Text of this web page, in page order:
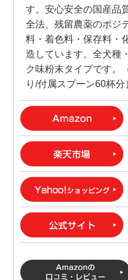
す。安心安全の国産品
全法、残留農薬のポジ
料・着色料・保存料・
造しています。全犬種
ク味粉末タイプです。
り/付属スプーン60杯分